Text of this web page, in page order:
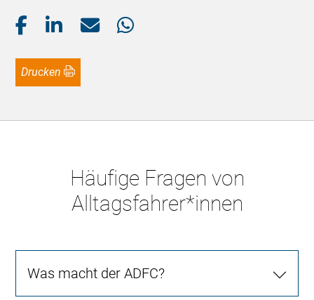
Drucken
Häufige Fragen von
Alltagsfahrer*innen
Was macht der ADFC?